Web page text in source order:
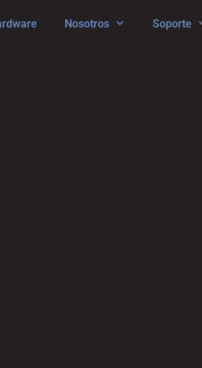
Nosotros Soporte